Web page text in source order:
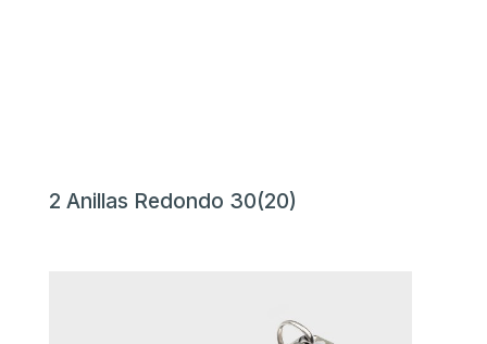
2 Anillas Redondo 30(20)